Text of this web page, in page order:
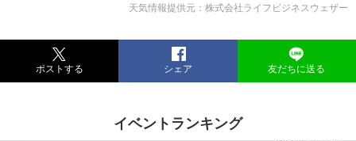
天気情報提供元：株式会社ライフビジネスウェザー
ポストする シェア 友だちに送る
イベントランキング